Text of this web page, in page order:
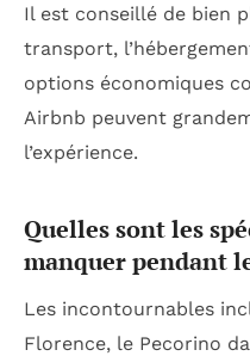
Il est conseillé de bien
transport,
options économiques
Airbnb peuvent
l’expérience.
Quelles sont les
manquer pendant
Les incontournables
Florence, le Pecorino